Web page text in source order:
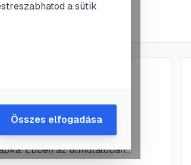
vagy egy tematikus buli
Ebben az útmutatóban
a sütik
Összes elfogadása